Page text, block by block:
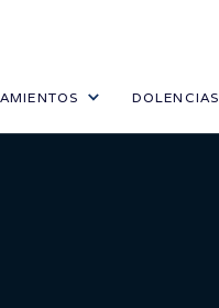
DOLENCIAS